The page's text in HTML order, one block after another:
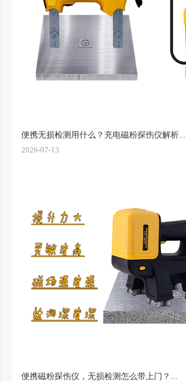
便携无损检测用什么？充电磁粉探伤仪解析...
2026-07-13
便携磁粉探伤仪，无损检测怎么带上门？...